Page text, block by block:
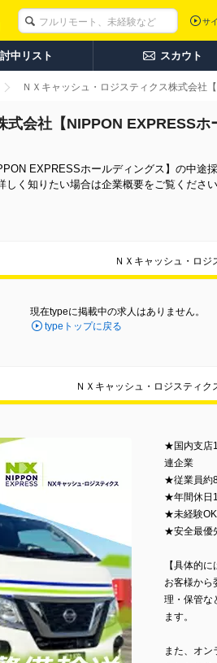
サ
中リスト スカウト
ＮＸキャッシュ・ロジスティクス株式会社
式会社【NIPPON EXPRESS
EXPRESSホールディングス】の中途
く知りたい場合は企業概要をご覧ください
ＮＸキャッシュ・ロジ
現在typeに掲載中の求人はありません。
typeトップに戻る
ＮＸキャッシュ・ロジスティ
★国内支店
連企業
★従業員約
★年間休日
★未経験
★安全最優
【具体的に
お客様から
理・保管な
ます。
また、オ